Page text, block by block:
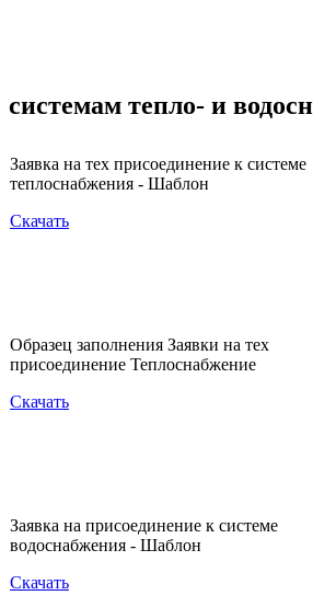
системам тепло- и
Заявка на тех присоединение к системе
теплоснабжения - Шаблон
Скачать
Образец заполнения Заявки на тех
присоединение Теплоснабжение
Скачать
Заявка на присоединение к системе
водоснабжения - Шаблон
Скачать